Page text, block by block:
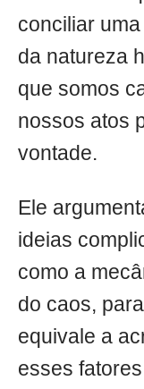
conciliar
da natureza
que somos
nossos atos
vontade.
Ele
ideias
como a
do caos,
equivale a
esses